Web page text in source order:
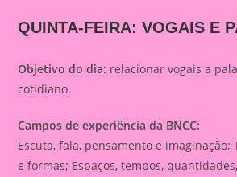
QUINTA-FEIRA: VOGAIS E
Objetivo do dia: relacionar vogais a
cotidiano.
Campos de experiência da BNCC:
Escuta, fala, pensamento e imaginação;
e formas; Espaços, tempos,